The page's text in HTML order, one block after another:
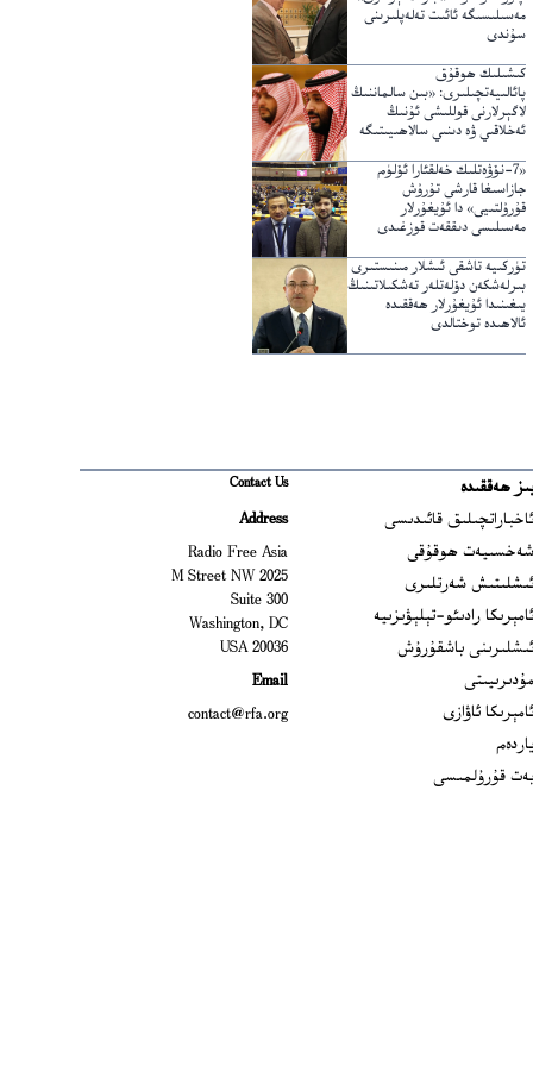
مەسىلىسىگە ئائىت تەلەپلىرىنى
سۇندى
كىشىلىك ھوقۇق
پائالىيەتچىلىرى: «بىن سالماننىڭ
لاگېرلارنى قوللىشى ئۇنىڭ
ئەخلاقىي ۋە دىنىي سالاھىيىتىگە
«7-نۆۋەتلىك خەلقئارا ئۆلۈم
جازاسىغا قارشى تۇرۇش
قۇرۇلتىيى» دا ئۇيغۇرلار
مەسىلىسى دىققەت قوزغىدى
تۈركىيە تاشقى ئىشلار مىنىستىرى
بىرلەشكەن دۆلەتلەر تەشكىلاتىنىڭ
يىغىنىدا ئۇيغۇرلار ھەققىدە
ئالاھىدە توختالدى
ھەققىدە
ئاخباراتچىلىق قائىدىسى
شەخسىيەت ھوقۇقى
ئىشلىتىش شەرتلىرى
ئامېرىكا رادىئو-تېلېۋىزىيە
ئىشلىرىنى باشقۇرۇش
مۇدىرىيىتى
ئامېرىكا ئاۋازى
ياردەم
بەت قۇرۇلمىسى
Contact Us
Address
Radio Free Asia
2025 M Street NW
Suite 300
Washington, DC
20036 USA
Email
contact@rfa.org